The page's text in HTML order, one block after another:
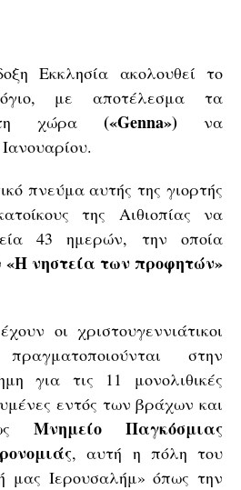
Εκκλησία ακολουθεί το
με αποτέλεσμα τα
χώρα («Genna») να
πνεύμα αυτής της γιορτής
της Αιθιοπίας να
43 ημερών, την οποία
«Η νηστεία των προφητών»
οι χριστουγεννιάτικοι
στην
για τις 11 μονολιθικές
εντός των βράχων και
Μνημείο Παγκόσμιας
, αυτή η πόλη του
μας Ιερουσαλήμ» όπως την